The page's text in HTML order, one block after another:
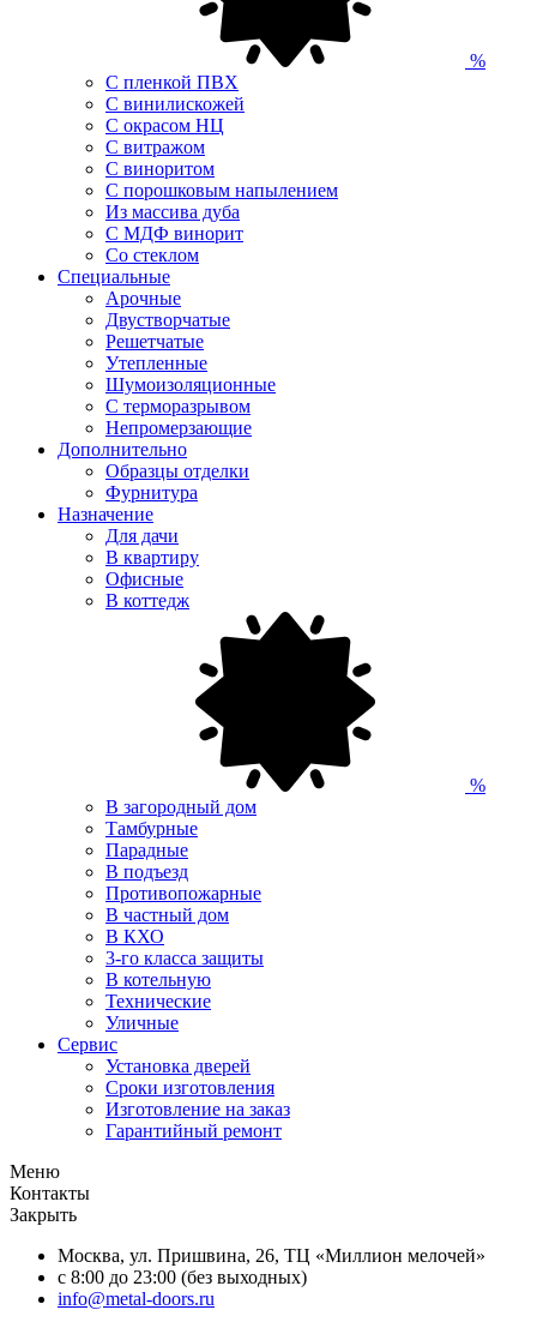
%
С пленкой ПВХ
С винилискожей
С окрасом НЦ
С витражом
С виноритом
С порошковым напылением
Из массива дуба
С МДФ винорит
Со стеклом
Специальные
Арочные
Двустворчатые
Решетчатые
Утепленные
Шумоизоляционные
С терморазрывом
Непромерзающие
Дополнительно
Образцы отделки
Фурнитура
Назначение
Для дачи
В квартиру
Офисные
В коттедж
%
В загородный дом
Тамбурные
Парадные
В подъезд
Противопожарные
В частный дом
В КХО
3-го класса защиты
В котельную
Технические
Уличные
Сервис
Установка дверей
Сроки изготовления
Изготовление на заказ
Гарантийный ремонт
Меню
Контакты
Закрыть
Москва, ул. Пришвина, 26, ТЦ «Миллион мелочей»
с 8:00 до 23:00 (без выходных)
info@metal-doors.ru